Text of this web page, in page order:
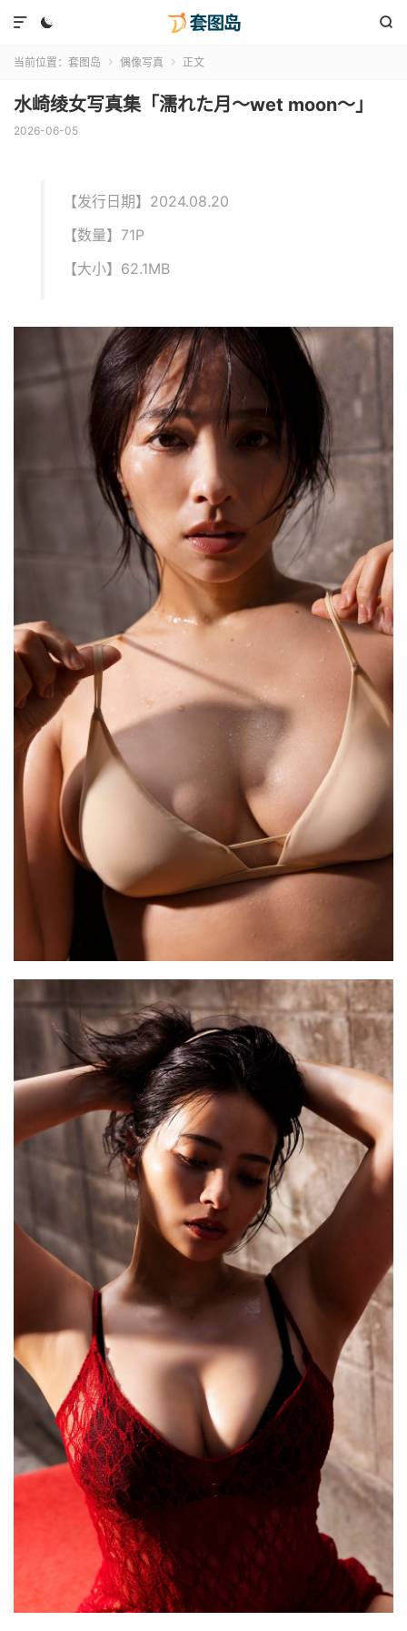
 

当前位置： 套图岛  偶像写真  正文
水崎绫女写真集「濡れた月～wet moon～」
2026-06-05
【发行日期】2024.08.20
【数量】71P
【大小】62.1MB